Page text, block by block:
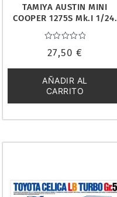
TAMIYA AUSTIN MINI
COOPER 1275S Mk.I 1/24.
24235
con
de
5
27,50 €
AÑADIR AL
CARRITO